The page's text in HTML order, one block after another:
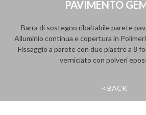
PAVIMENTO
Barra di sostegno ribaltabile parete
Alluminio continua e copertura in
Fissaggio a parete con due piastre a 8
verniciato con polveri
< BACK